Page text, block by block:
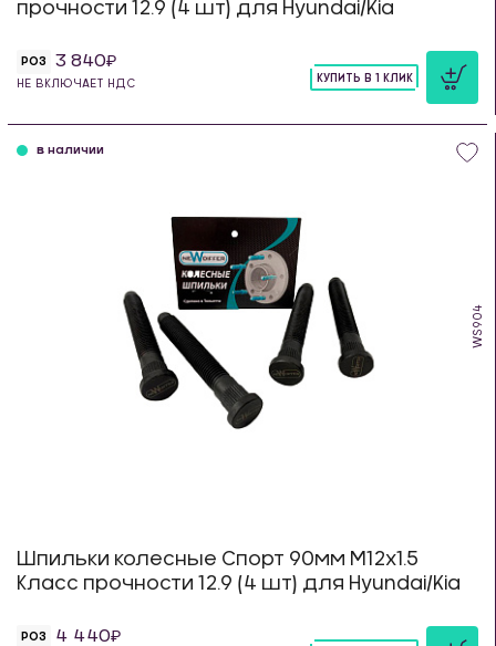
прочности 12.9 (4 шт) для Hyundai/Kia
РОЗ 3 840
НЕ ВКЛЮЧАЕТ НДС
КУПИТЬ В 1 КЛИК
WS904
в наличии
Шпильки колесные Спорт 90мм М12х1.5
Класс прочности 12.9 (4 шт) для Hyundai/Kia
РОЗ 4 440